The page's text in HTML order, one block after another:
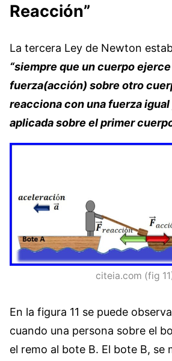
Reacción”
La tercera Ley de Newton
“siempre que un cuerpo
fuerza(acción) sobre otro
reacciona con una fuerza
aplicada sobre el primer
citeia.com (fig
En la figura 11 se puede
cuando una persona sobre el
el remo al bote B. El bote B, se